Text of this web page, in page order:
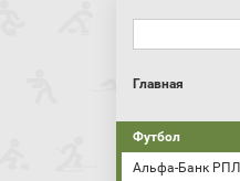
Главная
Футбол
Альфа-Банк РПЛ